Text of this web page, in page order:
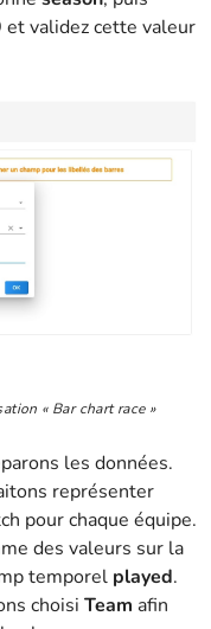
et validez cette valeur
« Bar chart race »
les données.
représenter
pour chaque équipe.
des valeurs sur la
temporel played.
choisi Team afin